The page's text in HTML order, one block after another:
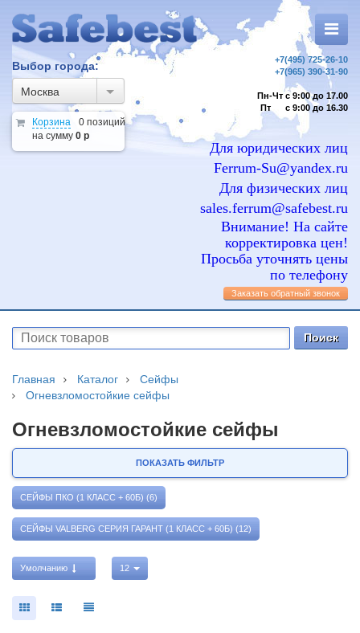
Выбор города:
Москва
Корзина
0 позиций
на сумму 0 р
+7(495) 725-26-10
+7(965) 390-31-90
Пн-Чт с 9:00 до 17.00
Пт с 9:00 до 16.30
Для юридических лиц
Ferrum-Su@yandex.ru
Для физических лиц
sales.ferrum@safebest.ru
Внимание! На сайте
корректировка цен!
Просьба уточнять цены
по телефону
Заказать обратный звонок
Главная Каталог
Сейфы
Огневзломостойкие сейфы
Огневзломостойкие сейфы
ПОКАЗАТЬ ФИЛЬТР
СЕЙФЫ ПКО (1 КЛАСС + 60Б) (6)
СЕЙФЫ VALBERG СЕРИЯ ГАРАНТ (1 КЛАСС + 60Б) (12)
Умолчанию 12